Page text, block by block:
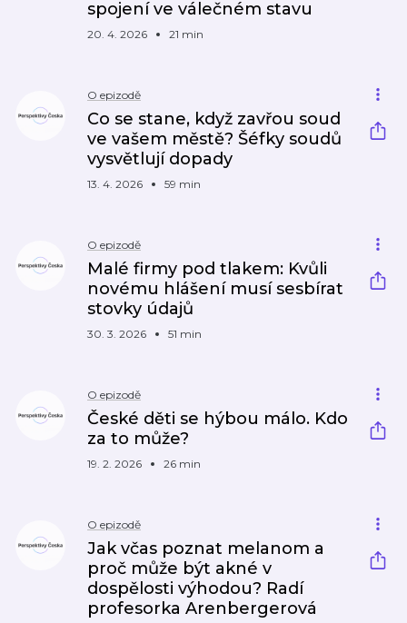
spojení ve válečném stavu
20. 4. 2026 21 min
O epizodě
Co se stane, když zavřou soud
ve vašem městě? Šéfky soudů
vysvětlují dopady
13. 4. 2026 59 min
O epizodě
Malé firmy pod tlakem: Kvůli
novému hlášení musí sesbírat
stovky údajů
30. 3. 2026 51 min
O epizodě
České děti se hýbou málo. Kdo
za to může?
19. 2. 2026 26 min
O epizodě
Jak včas poznat melanom a
proč může být akné v
dospělosti výhodou? Radí
profesorka Arenbergerová